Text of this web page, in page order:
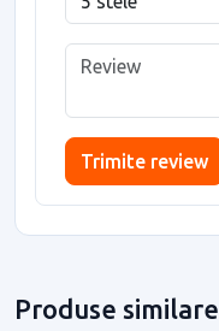
Trimite review
Produse similare